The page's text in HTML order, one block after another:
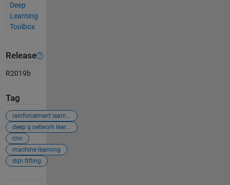
Deep
Learning
Toolbox
Release
R2019b
Tag
reinforcement learning
deep q network learning
cnn
machine learning
dqn fitting